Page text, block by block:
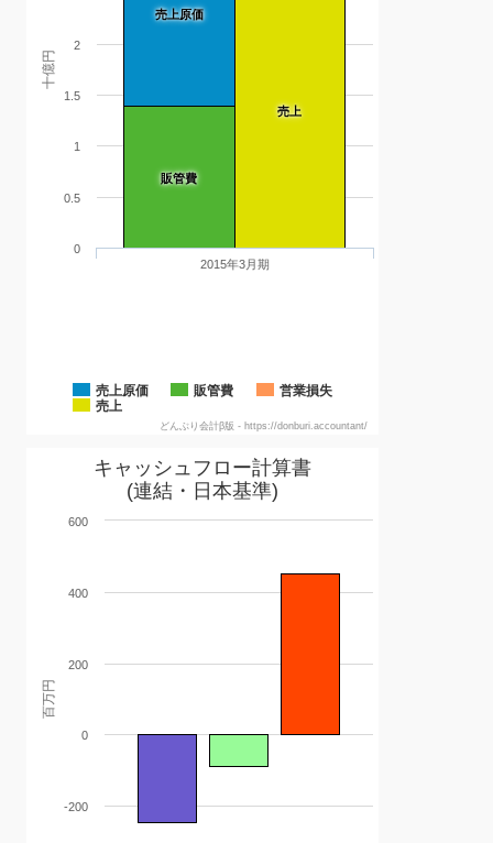
十億円
売上原価
販管費
売上
売上原価 販管費
営業損失
売上
2015年3月期
0
1
2
0.5
1.5
どんぶり会計β版 - https://donburi.accountant/
百万円
キャッシュフロー計算書
(連結・日本基準)
-200
0
200
400
600